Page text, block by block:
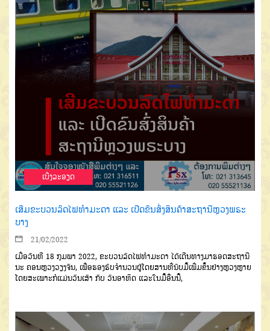
ເບີ່ງລະອຽດ
ເສີມຂະບວນລົດໄຟທໍາມະດາ ແລະ ເປີດຂົນສົ່ງສິນຄ້າສະຖານີຫຼວງພຣະ
ບາງ
21/02/2022
ເມື່ອວັນທີ 18 ກຸມພາ 2022, ຂະບວນລົດໄຟທໍາມະດາ ໄດ້ເດີນທາງມາຮອດສະຖານີ
ນະ ຄອນຫຼວງວຽງຈັນ, ເພື່ອຮອງຮັບຈໍານວນຜູ້ໂດຍສານທີ່ນັບມື້ເພີ່ມຂຶ້ນຢ່າງຫຼວງຫຼາຍ
ໂດຍສະເພາະກໍແມ່ນວັນເສົາ ກັບ ວັນອາທິດ ແລະໃນມື້ອື່ນນີ້,